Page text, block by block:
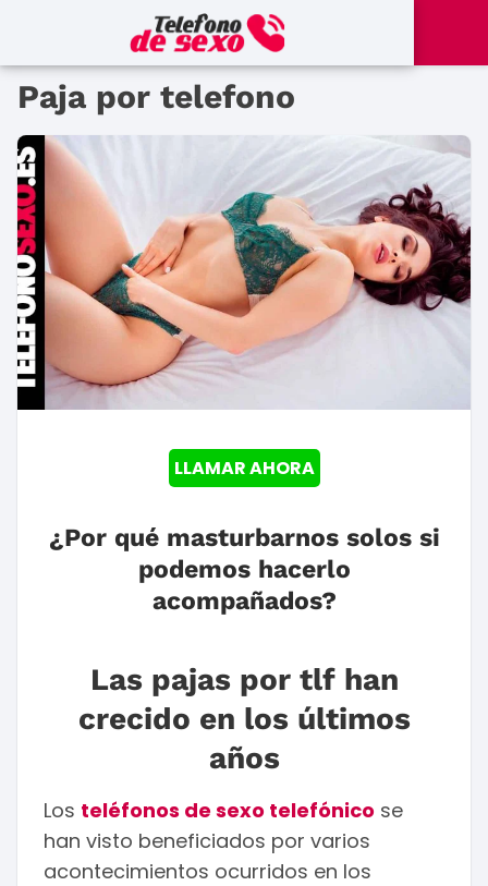
Paja por telefono
LLAMAR AHORA
¿Por qué masturbarnos solos si
podemos hacerlo
acompañados?
Las pajas por tlf han
crecido en los últimos
años
Los teléfonos de sexo telefónico se
han visto beneficiados por varios
acontecimientos ocurridos en los